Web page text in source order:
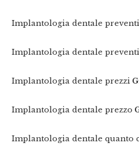
Implantologia dentale
Implantologia dentale
Implantologia dentale prezzi
Implantologia dentale prezzo
Implantologia dentale quanto